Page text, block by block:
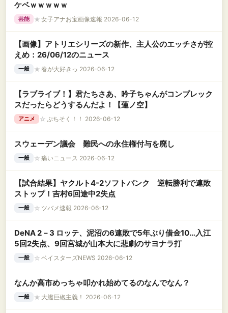
ケベｗｗｗｗｗ
芸能 ★ 女子アナお宝画像速報 2026-06-12
【画像】アトリエシリーズの新作、主人公のエッチさが控
えめ：26/06/12のニュース
一般 ★ 春が大好きっ 2026-06-12
【ラブライブ！】君たちさあ、吟子ちゃんがコンプレック
スだったらどうするんだよ！【蓮ノ空】
アニメ ☆ ぷちそく！！ 2026-06-12
スウェーデン議会 難民への永住権付与を廃し
一般 ☆ 痛いニュース 2026-06-12
【試合結果】ヤクルト4-2ソフトバンク 逆転勝利で連敗
ストップ！吉村6回途中2失点
一般 ☆ ツバメ速報 2026-06-12
DeNA 2－3 ロッテ、泥沼の6連敗で5年ぶり借金10…入江
5回2失点、9回宮城が山本大に悲劇のサヨナラ打
一般 ☆ ベイスターズNEWS 2026-06-12
なんか高市めっちゃ叩かれ始めてるのなんでなん？
一般 ★ 大艦巨砲主義！ 2026-06-12